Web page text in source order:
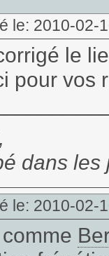
le: 2010-02-
le
pour vos
,
dans les
le: 2010-02-